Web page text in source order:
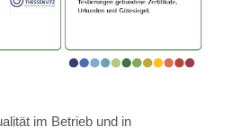
im Betrieb und in